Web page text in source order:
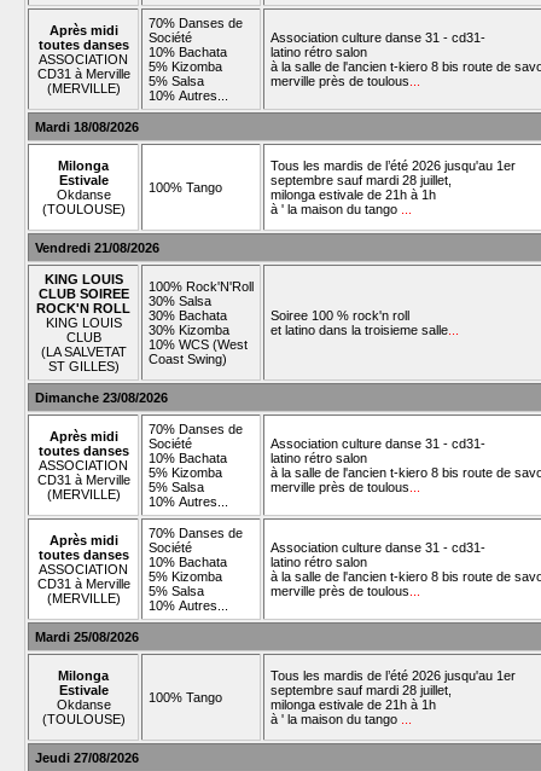
Après midi
toutes danses
ASSOCIATION
CD31 à Merville
(MERVILLE)
70% Danses de
Société
10% Bachata
5% Kizomba
5% Salsa
10% Autres...
Association culture danse 31 - cd31-
latino rétro salon
à la salle de l'ancien t-kiero 8 bis route de
merville près de toulous
Mardi 18/08/2026
Milonga
Estivale
Okdanse
(TOULOUSE)
100% Tango
Tous les mardis de l’été 2026 jusqu'au 1er
septembre sauf mardi 28 juillet,
milonga estivale de 21h à 1h
à ' la maison du tango
Vendredi 21/08/2026
KING LOUIS
CLUB SOIREE
ROCK'N ROLL
KING LOUIS
CLUB
(LA SALVETAT
ST GILLES)
100% Rock'N'Roll
30% Salsa
30% Bachata
30% Kizomba
10% WCS (West
Coast Swing)
Soiree 100 % rock'n roll
et latino dans la troisieme salle
Dimanche 23/08/2026
Après midi
toutes danses
ASSOCIATION
CD31 à Merville
(MERVILLE)
70% Danses de
Société
10% Bachata
5% Kizomba
5% Salsa
10% Autres...
Association culture danse 31 - cd31-
latino rétro salon
à la salle de l'ancien t-kiero 8 bis route de
merville près de toulous
Après midi
toutes danses
ASSOCIATION
CD31 à Merville
(MERVILLE)
70% Danses de
Société
10% Bachata
5% Kizomba
5% Salsa
10% Autres...
Association culture danse 31 - cd31-
latino rétro salon
à la salle de l'ancien t-kiero 8 bis route de
merville près de toulous
Mardi 25/08/2026
Milonga
Estivale
Okdanse
(TOULOUSE)
100% Tango
Tous les mardis de l’été 2026 jusqu'au 1er
septembre sauf mardi 28 juillet,
milonga estivale de 21h à 1h
à ' la maison du tango
Jeudi 27/08/2026